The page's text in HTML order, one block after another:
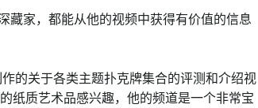
藏家，都能从他的视频中获得有价值的信息
的关于各类主题扑克牌集合的评测和介绍视
纸质艺术品感兴趣，他的频道是一个非常宝